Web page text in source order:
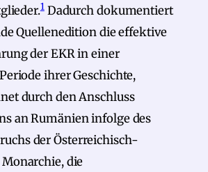
1Dadurch dokumentiert
Quellenedition die effektive
der EKR in einer
ihrer Geschichte,
durch den Anschluss
an Rumänien infolge des
der Österreichisch-
die